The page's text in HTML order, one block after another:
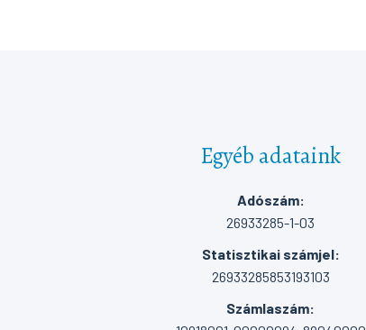
Egyéb adataink
Adószám:
26933285-1-03
Statisztikai számjel:
26933285853193103
Számlaszám: